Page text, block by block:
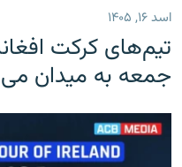
اسد ۱۶, ۱۴۰۵
تیم‌های کرکت
جمعه به میدان